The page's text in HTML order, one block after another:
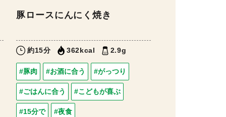
豚ロースにんにく焼き
約15分 362kcal 2.9g
#豚肉 #お酒に合う #がっつり
#ごはんに合う #こどもが喜ぶ
#15分で #夜食